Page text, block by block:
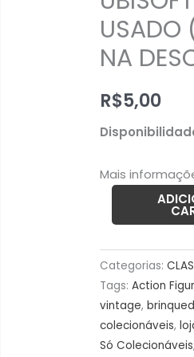
USADO
NA
R$5,00
Mais
CARD
–
DRUID
–
MIGHT
AND
MAGIC
UBISOFT
01/30
5gramas
–
USADO
(UK)
PREÇO
Categorias:
Tags: Action
vintage,
colecionáveis,
Só Colecionáveis,